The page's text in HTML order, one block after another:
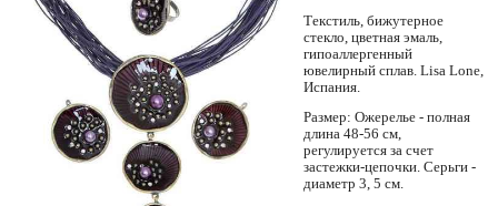
Текстиль, бижутерное
стекло, цветная эмаль,
гипоаллергенный
ювелирный сплав. Lisa Lone,
Испания.
Размер: Ожерелье - полная
длина 48-56 см,
регулируется за счет
застежки-цепочки. Серьги -
диаметр 3, 5 см.